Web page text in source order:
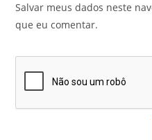
Salvar meus dados neste
que eu comentar.